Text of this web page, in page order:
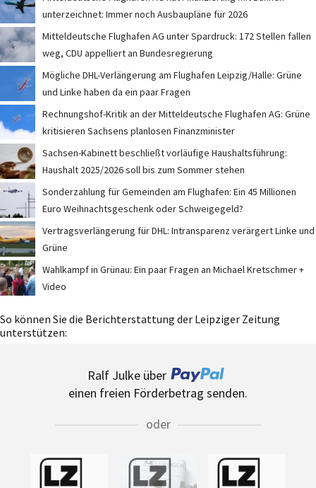
unterzeichnet: Immer noch Ausbaupläne für 2026
Mitteldeutsche Flughafen AG unter Spardruck: 172 Stellen fallen
weg, CDU appelliert an Bundesregierung
Mögliche DHL-Verlängerung am Flughafen Leipzig/Halle: Grüne
und Linke haben da ein paar Fragen
Rechnungshof-Kritik an der Mitteldeutsche Flughafen AG: Grüne
kritisieren Sachsens planlosen Finanzminister
Sachsen-Kabinett beschließt vorläufige Haushaltsführung:
Haushalt 2025/2026 soll bis zum Sommer stehen
Sonderzahlung für Gemeinden am Flughafen: Ein 45 Millionen
Euro Weihnachtsgeschenk oder Schweigegeld?
Vertragsverlängerung für DHL: Intransparenz verärgert Linke und
Grüne
Wahlkampf in Grünau: Ein paar Fragen an Michael Kretschmer +
Video
So können Sie die Berichterstattung der Leipziger Zeitung
unterstützen:
Ralf Julke über
einen freien Förderbetrag senden.
oder